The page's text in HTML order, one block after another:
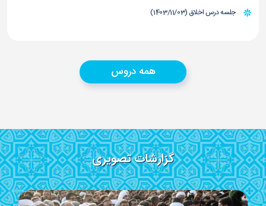
جلسه درس اخلاق (1403/11/03)
همه دروس
گزارشات تصویری